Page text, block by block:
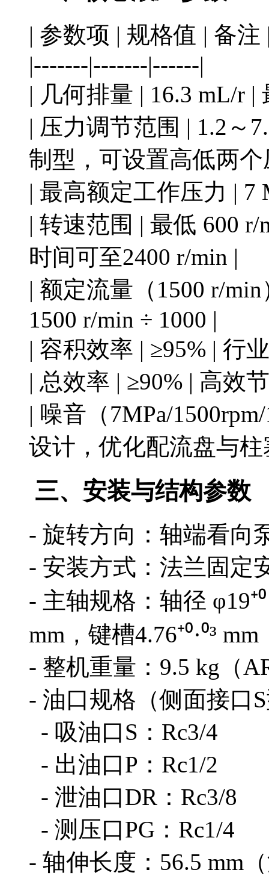
| 参数项 | 规格值 | 备注
|-------|-------|------|
| 几何排量 | 16.3 mL/r
| 压力调节范围 | 1.2～
制型，可设置高低两个
| 最高额定工作压力 | 7
| 转速范围 | 最低 600
时间可至2400 r/min |
| 额定流量（1500 r/
1500 r/min ÷ 1000 |
| 容积效率 | ≥95% | 行
| 总效率 | ≥90% | 高效
| 噪音（7MPa/
设计，优化配流盘与柱
三、安装与结构参数
- 旋转方向：轴端看向
- 安装方式：法兰固定
- 主轴规格：轴径
mm，键槽4.76⁺⁰·⁰³
- 整机重量：9.5 kg（
- 油口规格（侧面接口
- 吸油口S：Rc3/4
- 出油口P：Rc1/2
- 泄油口DR：Rc3/8
- 测压口PG：Rc1/4
- 轴伸长度：56.5 mm